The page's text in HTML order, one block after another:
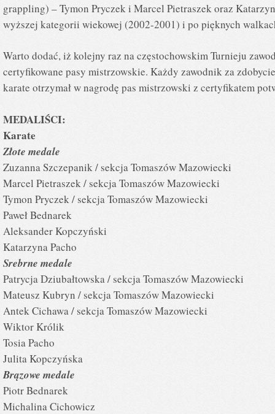
grappling) – Tymon Pryczek i Marcel Pietraszek oraz
wyższej kategorii wiekowej (2002-2001) i po pięknych
Warto dodać, iż kolejny raz na częstochowskim Turnieju
certyfikowane pasy mistrzowskie. Każdy zawodnik za
karate otrzymał w nagrodę pas mistrzowski z certyfikatem
MEDALIŚCI:
Karate
Złote medale
Zuzanna Szczepanik / sekcja Tomaszów Mazowiecki
Marcel Pietraszek / sekcja Tomaszów Mazowiecki
Tymon Pryczek / sekcja Tomaszów Mazowiecki
Paweł Bednarek
Aleksander Kopczyński
Katarzyna Pacho
Srebrne medale
Patrycja Dziubałtowska / sekcja Tomaszów Mazowiecki
Mateusz Kubryn / sekcja Tomaszów Mazowiecki
Antek Cichawa / sekcja Tomaszów Mazowiecki
Wiktor Królik
Tosia Pacho
Julita Kopczyńska
Brązowe medale
Piotr Bednarek
Michalina Cichowicz